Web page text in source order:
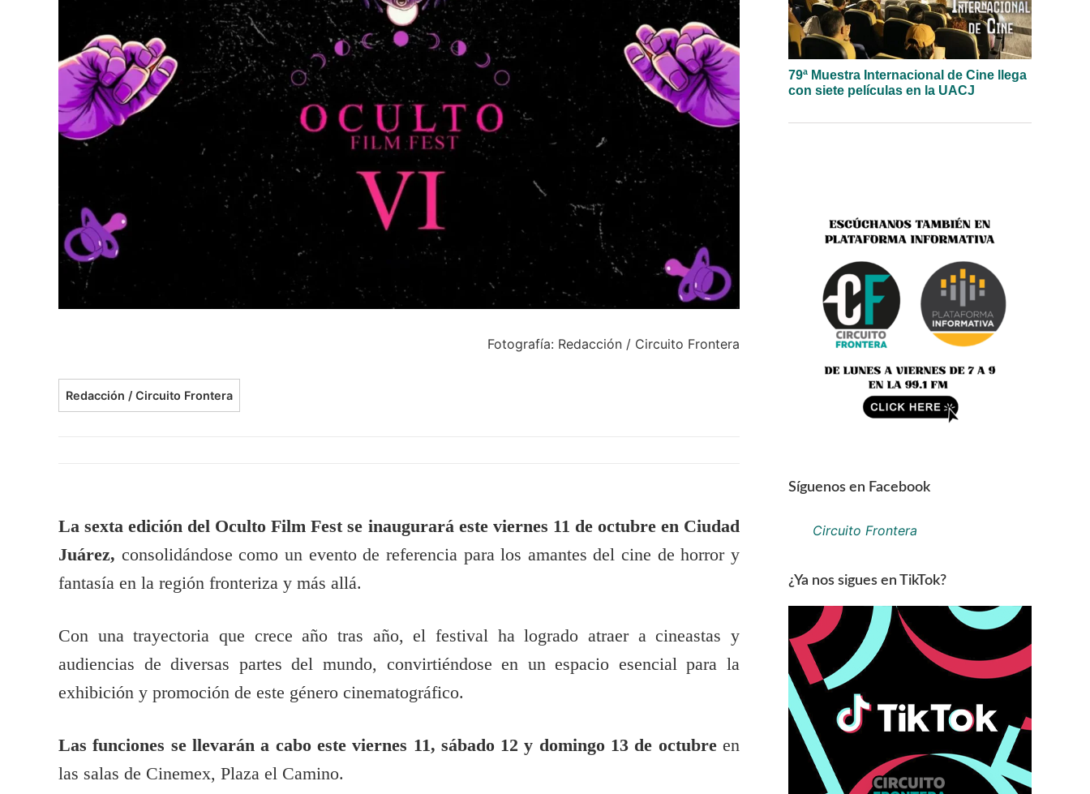
Fotografía: Redacción / Circuito Frontera
Redacción / Circuito Frontera
La sexta edición del Oculto Film Fest se inaugurará este viernes 11 de octubre en Ciudad
Juárez, consolidándose como un evento de referencia para los amantes del cine de horror y
fantasía en la región fronteriza y más allá.
Con una trayectoria que crece año tras año, el festival ha logrado atraer a cineastas y
audiencias de diversas partes del mundo, convirtiéndose en un espacio esencial para la
exhibición y promoción de este género cinematográfico.
Las funciones se llevarán a cabo este viernes 11, sábado 12 y domingo 13 de octubreen
las salas de Cinemex, Plaza el Camino.
79ª Muestra Internacional de Cine llega
con siete películas en la UACJ
Síguenos en Facebook
Circuito Frontera
¿Ya nos sigues en TikTok?